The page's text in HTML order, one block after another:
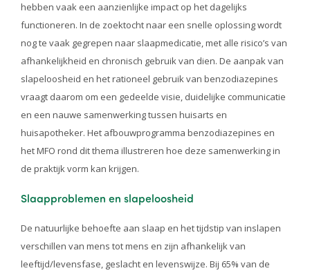
hebben vaak een aanzienlijke impact op het dagelijks
functioneren. In de zoektocht naar een snelle oplossing wordt
nog te vaak gegrepen naar slaapmedicatie, met alle risico’s van
afhankelijkheid en chronisch gebruik van dien. De aanpak van
slapeloosheid en het rationeel gebruik van benzodiazepines
vraagt daarom om een gedeelde visie, duidelijke communicatie
en een nauwe samenwerking tussen huisarts en
huisapotheker. Het afbouwprogramma benzodiazepines en
het MFO rond dit thema illustreren hoe deze samenwerking in
de praktijk vorm kan krijgen.
Slaapproblemen en slapeloosheid
De natuurlijke behoefte aan slaap en het tijdstip van inslapen
verschillen van mens tot mens en zijn afhankelijk van
leeftijd/levensfase, geslacht en levenswijze. Bij 65% van de